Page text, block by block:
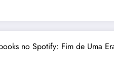
no Spotify: Fim de Uma